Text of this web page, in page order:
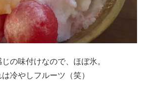
の味付けなので、ほぼ氷。
冷やしフルーツ（笑）